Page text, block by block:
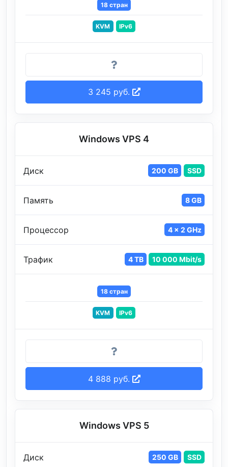
18 стран
KVM IPv6
3 245 руб.
Windows VPS 4
Диск 200 GB SSD
Память 8 GB
Процессор 4 x 2 GHz
Трафик 4 TB 10 000 Mbit/s
18 стран
KVM IPv6
4 888 руб.
Windows VPS 5
Диск 250 GB SSD